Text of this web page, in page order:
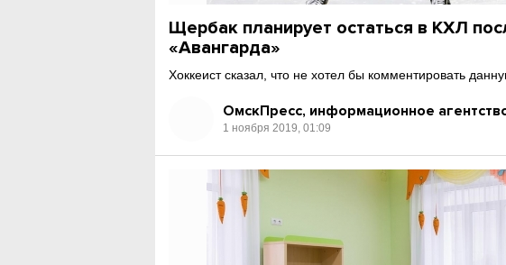
Щербак планирует остаться в КХЛ
«Авангарда»
Хоккеист сказал, что не хотел бы комментировать
ОмскПресс, информационное
1 ноября 2019, 01:09